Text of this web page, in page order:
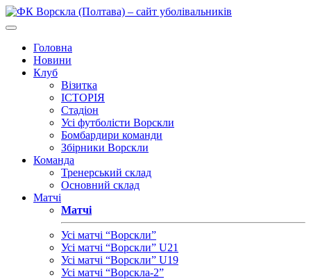
Головна
Новини
Клуб
Візитка
ІСТОРІЯ
Стадіон
Усі футболісти Ворскли
Бомбардири команди
Збірники Ворскли
Команда
Тренерський склад
Основний склад
Матчі
Матчі
Усі матчі “Ворскли”
Усі матчі “Ворскли” U21
Усі матчі “Ворскли” U19
Усі матчі “Ворскла-2”